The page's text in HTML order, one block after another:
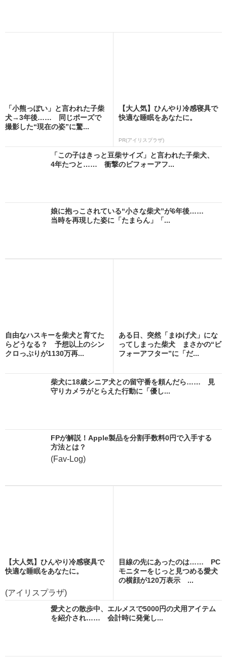
「小熊っぽい」と言われた子柴
犬→3年後…… 同じポーズで
撮影した“現在の姿”に驚...
【大人気】ひんやり冷感寝具で
快適な睡眠をあなたに。
PR(アイリスプラザ)
「この子はきっと豆柴サイズ」と言われた子柴犬、
4年たつと…… 衝撃のビフォーアフ...
娘に抱っこされている“小さな柴犬”が6年後……
当時を再現した姿に「たまらん」「...
自由なハスキーを柴犬と育てた
らどうなる？ 予想以上のシン
クロっぷりが1130万再...
ある日、突然「まゆげ犬」にな
ってしまった柴犬 まさかの“ビ
フォーアフター”に「だ...
柴犬に18歳シニア犬との留守番を頼んだら…… 見
守りカメラがとらえた行動に「優し...
FPが解説！Apple製品を分割手数料0円で入手する
方法とは？
(Fav-Log)
【大人気】ひんやり冷感寝具で
快適な睡眠をあなたに。
(アイリスプラザ)
目線の先にあったのは…… PC
モニターをじっと見つめる愛犬
の横顔が120万表示 ...
愛犬との散歩中、エルメスで5000円の犬用アイテム
を紹介され…… 会計時に発覚し...